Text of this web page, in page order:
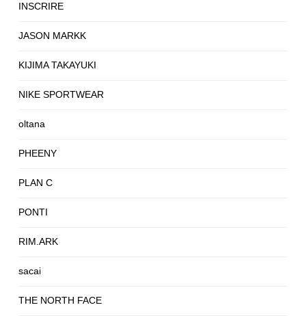
INSCRIRE
JASON MARKK
KIJIMA TAKAYUKI
NIKE SPORTWEAR
oltana
PHEENY
PLAN C
PONTI
RIM.ARK
sacai
THE NORTH FACE